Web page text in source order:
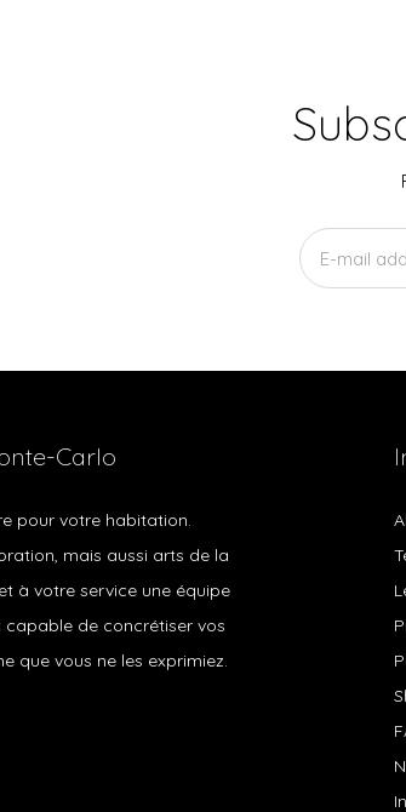
Carlo
pour votre habitation.
mais aussi arts de la
à votre service une équipe
capable de concrétiser vos
que vous ne les exprimiez.